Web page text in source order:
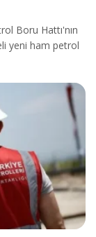
Boru Hattı'nın
yeni ham petrol